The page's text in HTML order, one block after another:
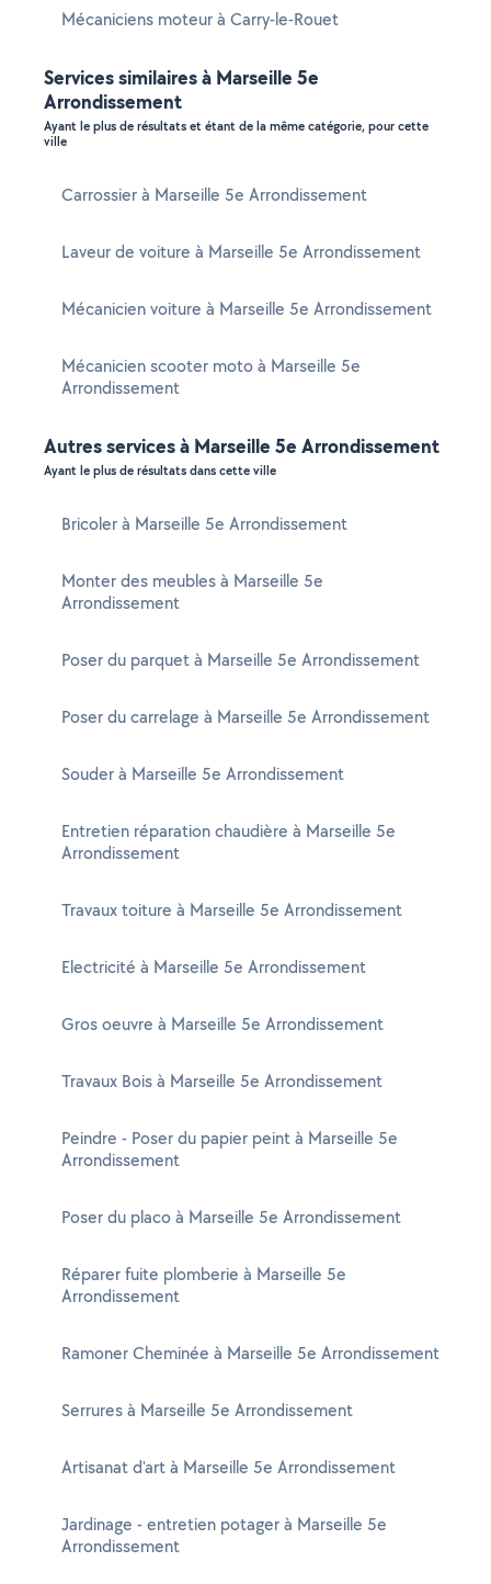
Mécaniciens moteur à Carry-le-Rouet
Services similaires à Marseille 5e
Arrondissement
Ayant le plus de résultats et étant de la même catégorie, pour cette
ville
Carrossier à Marseille 5e Arrondissement
Laveur de voiture à Marseille 5e Arrondissement
Mécanicien voiture à Marseille 5e Arrondissement
Mécanicien scooter moto à Marseille 5e
Arrondissement
Autres services à Marseille 5e Arrondissement
Ayant le plus de résultats dans cette ville
Bricoler à Marseille 5e Arrondissement
Monter des meubles à Marseille 5e
Arrondissement
Poser du parquet à Marseille 5e Arrondissement
Poser du carrelage à Marseille 5e Arrondissement
Souder à Marseille 5e Arrondissement
Entretien réparation chaudière à Marseille 5e
Arrondissement
Travaux toiture à Marseille 5e Arrondissement
Electricité à Marseille 5e Arrondissement
Gros oeuvre à Marseille 5e Arrondissement
Travaux Bois à Marseille 5e Arrondissement
Peindre - Poser du papier peint à Marseille 5e
Arrondissement
Poser du placo à Marseille 5e Arrondissement
Réparer fuite plomberie à Marseille 5e
Arrondissement
Ramoner Cheminée à Marseille 5e Arrondissement
Serrures à Marseille 5e Arrondissement
Artisanat d'art à Marseille 5e Arrondissement
Jardinage - entretien potager à Marseille 5e
Arrondissement